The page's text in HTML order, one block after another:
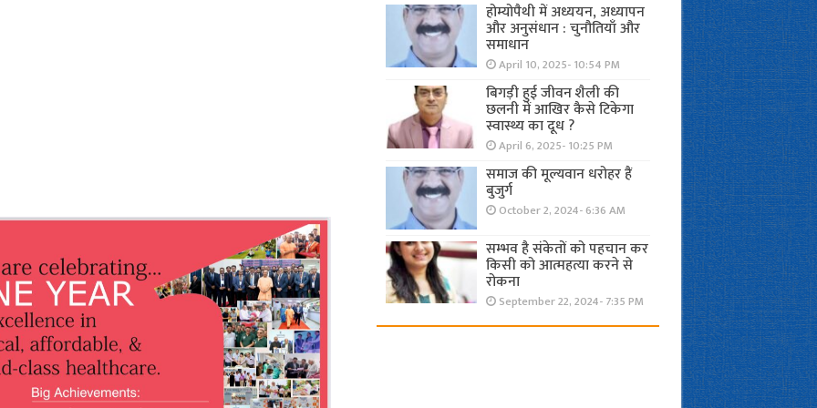
होम्योपैथी में अध्ययन, अध्यापन
और अनुसंधान : चुनौतियाँ और
समाधान
April 10, 2025- 10:54 PM
बिगड़ी हुई जीवन शैली की
छलनी में आखिर कैसे टिकेगा
स्वास्थ्य का दूध ?
April 6, 2025- 10:25 PM
समाज की मूल्यवान धरोहर हैं
बुजुर्ग
October 2, 2024- 6:36 AM
सम्भव है संकेतों को पहचान कर
किसी को आत्महत्या करने से
रोकना
September 22, 2024- 7:35 PM